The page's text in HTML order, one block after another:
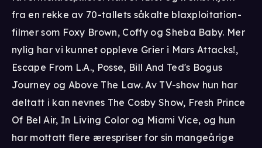
fra en rekke av 70-tallets såkalte blaxploitation-
filmer som Foxy Brown, Coffy og Sheba Baby. Mer
nylig har vi kunnet oppleve Grier i Mars Attacks!,
Escape From L.A., Posse, Bill And Ted's Bogus
Journey og Above The Law. Av TV-show hun har
deltatt i kan nevnes The Cosby Show, Fresh Prince
Of Bel Air, In Living Color og Miami Vice, og hun
har mottatt flere ærespriser for sin mangeårige